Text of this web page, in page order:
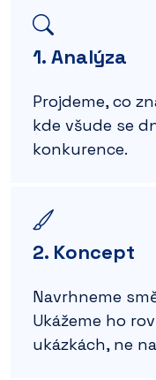
1. Analýza
Projdeme, co
kde všude se
konkurence.
2. Koncept
Navrhneme
Ukážeme ho
ukázkách, ne